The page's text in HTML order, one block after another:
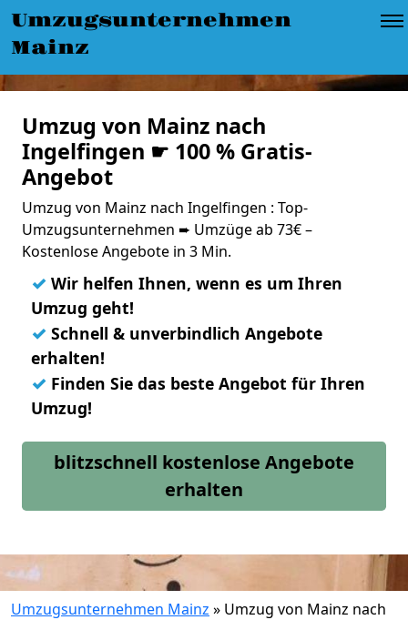
Umzugsunternehmen
Mainz
Umzug von Mainz nach
Ingelfingen ☛ 100 % Gratis-
Angebot
Umzug von Mainz nach Ingelfingen : Top-
Umzugsunternehmen ➨ Umzüge ab 73€ –
Kostenlose Angebote in 3 Min.
✓ Wir helfen Ihnen, wenn es um Ihren
Umzug geht!
✓ Schnell & unverbindlich Angebote
erhalten!
✓ Finden Sie das beste Angebot für Ihren
Umzug!
blitzschnell kostenlose Angebote
erhalten
Umzugsunternehmen Mainz » Umzug von Mainz nach